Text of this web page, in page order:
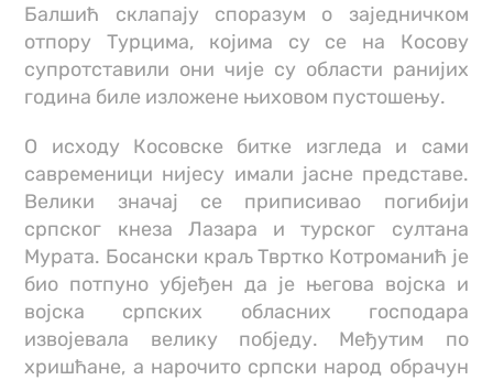
Балшић склапају споразум о заједничком
отпору Турцима, којима су се на Косову
супротставили они чије су области ранијих
година биле изложене њиховом пустошењу.
О исходу Косовске битке изгледа и сами
савременици нијесу имали јасне представе.
Велики значај се приписивао погибији
српског кнеза Лазара и турског султана
Мурата. Босански краљ Твртко Котроманић је
био потпуно убјеђен да је његова војска и
војска српских обласних господара
извојевала велику побједу. Међутим по
хришћане, а нарочито српски народ обрачун